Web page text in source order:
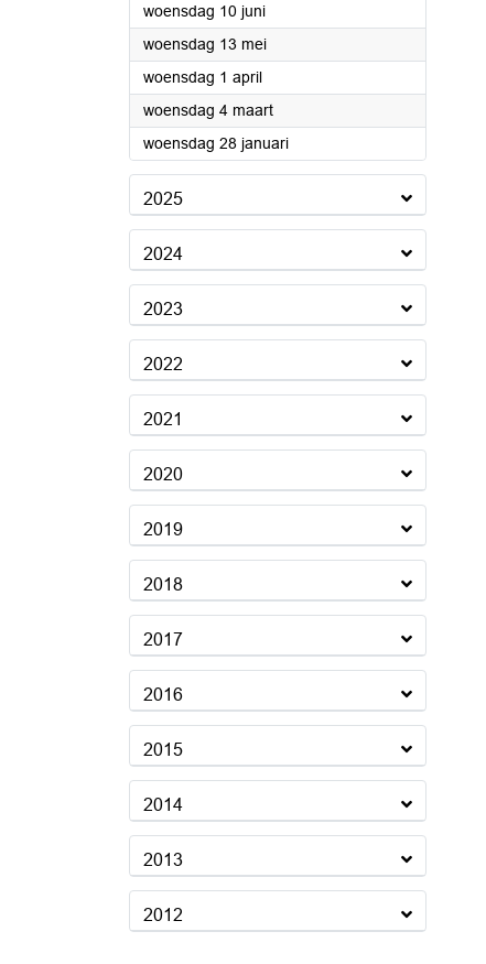
woensdag 10 juni2026
woensdag 13 mei2026
woensdag 1 april2026
woensdag 4 maart2026
woensdag 28 januari2026
2025
2024
2023
2022
2021
2020
2019
2018
2017
2016
2015
2014
2013
2012